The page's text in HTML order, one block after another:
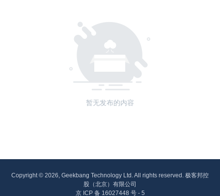
暂无发布的内容
Copyright © 2026, Geekbang Technology Ltd. All rights reserved. 极客邦控
股（北京）有限公司
京 ICP 备 16027448 号 - 5